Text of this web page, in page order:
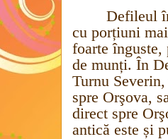
Defileul
cu porțiuni
foarte înguste,
de munți. În
Turnu
spre Orşova,
direct spre
antică este și